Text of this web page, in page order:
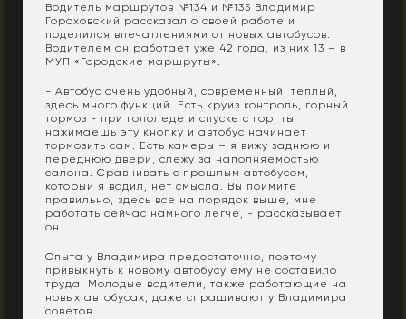
Водитель маршрутов №134 и №135 Владимир
Гороховский рассказал о своей работе и
поделился впечатлениями от новых автобусов.
Водителем он работает уже 42 года, из них 13 – в
МУП «Городские маршруты».
- Автобус очень удобный, современный, теплый,
здесь много функций. Есть круиз контроль, горный
тормоз - при гололеде и спуске с гор, ты
нажимаешь эту кнопку и автобус начинает
тормозить сам. Есть камеры – я вижу заднюю и
переднюю двери, слежу за наполняемостью
салона. Сравнивать с прошлым автобусом,
который я водил, нет смысла. Вы поймите
правильно, здесь все на порядок выше, мне
работать сейчас намного легче, - рассказывает
он.
Опыта у Владимира предостаточно, поэтому
привыкнуть к новому автобусу ему не составило
труда. Молодые водители, также работающие на
новых автобусах, даже спрашивают у Владимира
советов.